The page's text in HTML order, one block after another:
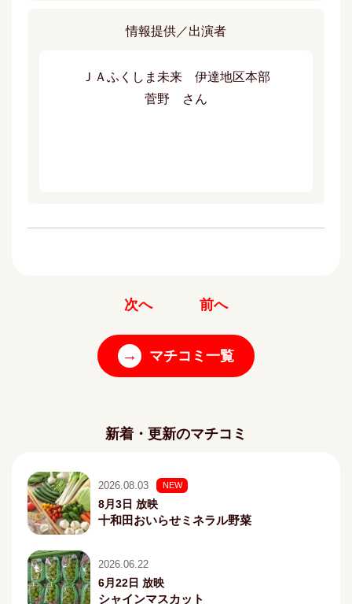
情報提供／出演者
ＪＡふくしま未来 伊達地区本部
菅野 さん
前へ
次へ
→ マチコミ一覧
新着・更新のマチコミ
2026.08.03 NEW
8月3日 放映
十和田おいらせミネラル野菜
2026.06.22
6月22日 放映
シャインマスカット